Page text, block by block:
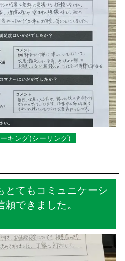
キング(シーリング)
とてもコミュニケーシ
できました。